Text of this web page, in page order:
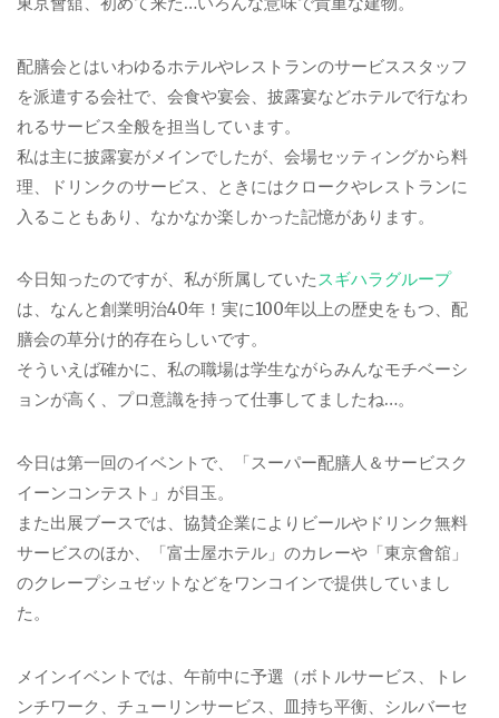
配膳会とはいわゆるホテルやレストランのサービススタッフ
を派遣する会社で、会食や宴会、披露宴などホテルで行なわ
れるサービス全般を担当しています。
私は主に披露宴がメインでしたが、会場セッティングから料
理、ドリンクのサービス、ときにはクロークやレストランに
入ることもあり、なかなか楽しかった記憶があります。
今日知ったのですが、私が所属していたスギハラグループ
は、なんと創業明治40年！実に100年以上の歴史をもつ、配
膳会の草分け的存在らしいです。
そういえば確かに、私の職場は学生ながらみんなモチベーシ
ョンが高く、プロ意識を持って仕事してましたね…。
今日は第一回のイベントで、「スーパー配膳人＆サービスク
イーンコンテスト」が目玉。
また出展ブースでは、協賛企業によりビールやドリンク無料
サービスのほか、「富士屋ホテル」のカレーや「東京會舘」
のクレープシュゼットなどをワンコインで提供していまし
た。
メインイベントでは、午前中に予選（ボトルサービス、トレ
ンチワーク、チューリンサービス、皿持ち平衡、シルバーセ